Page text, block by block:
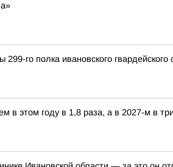
го полка ивановского
в этом году в 1,8 раза, а в 2027-м в